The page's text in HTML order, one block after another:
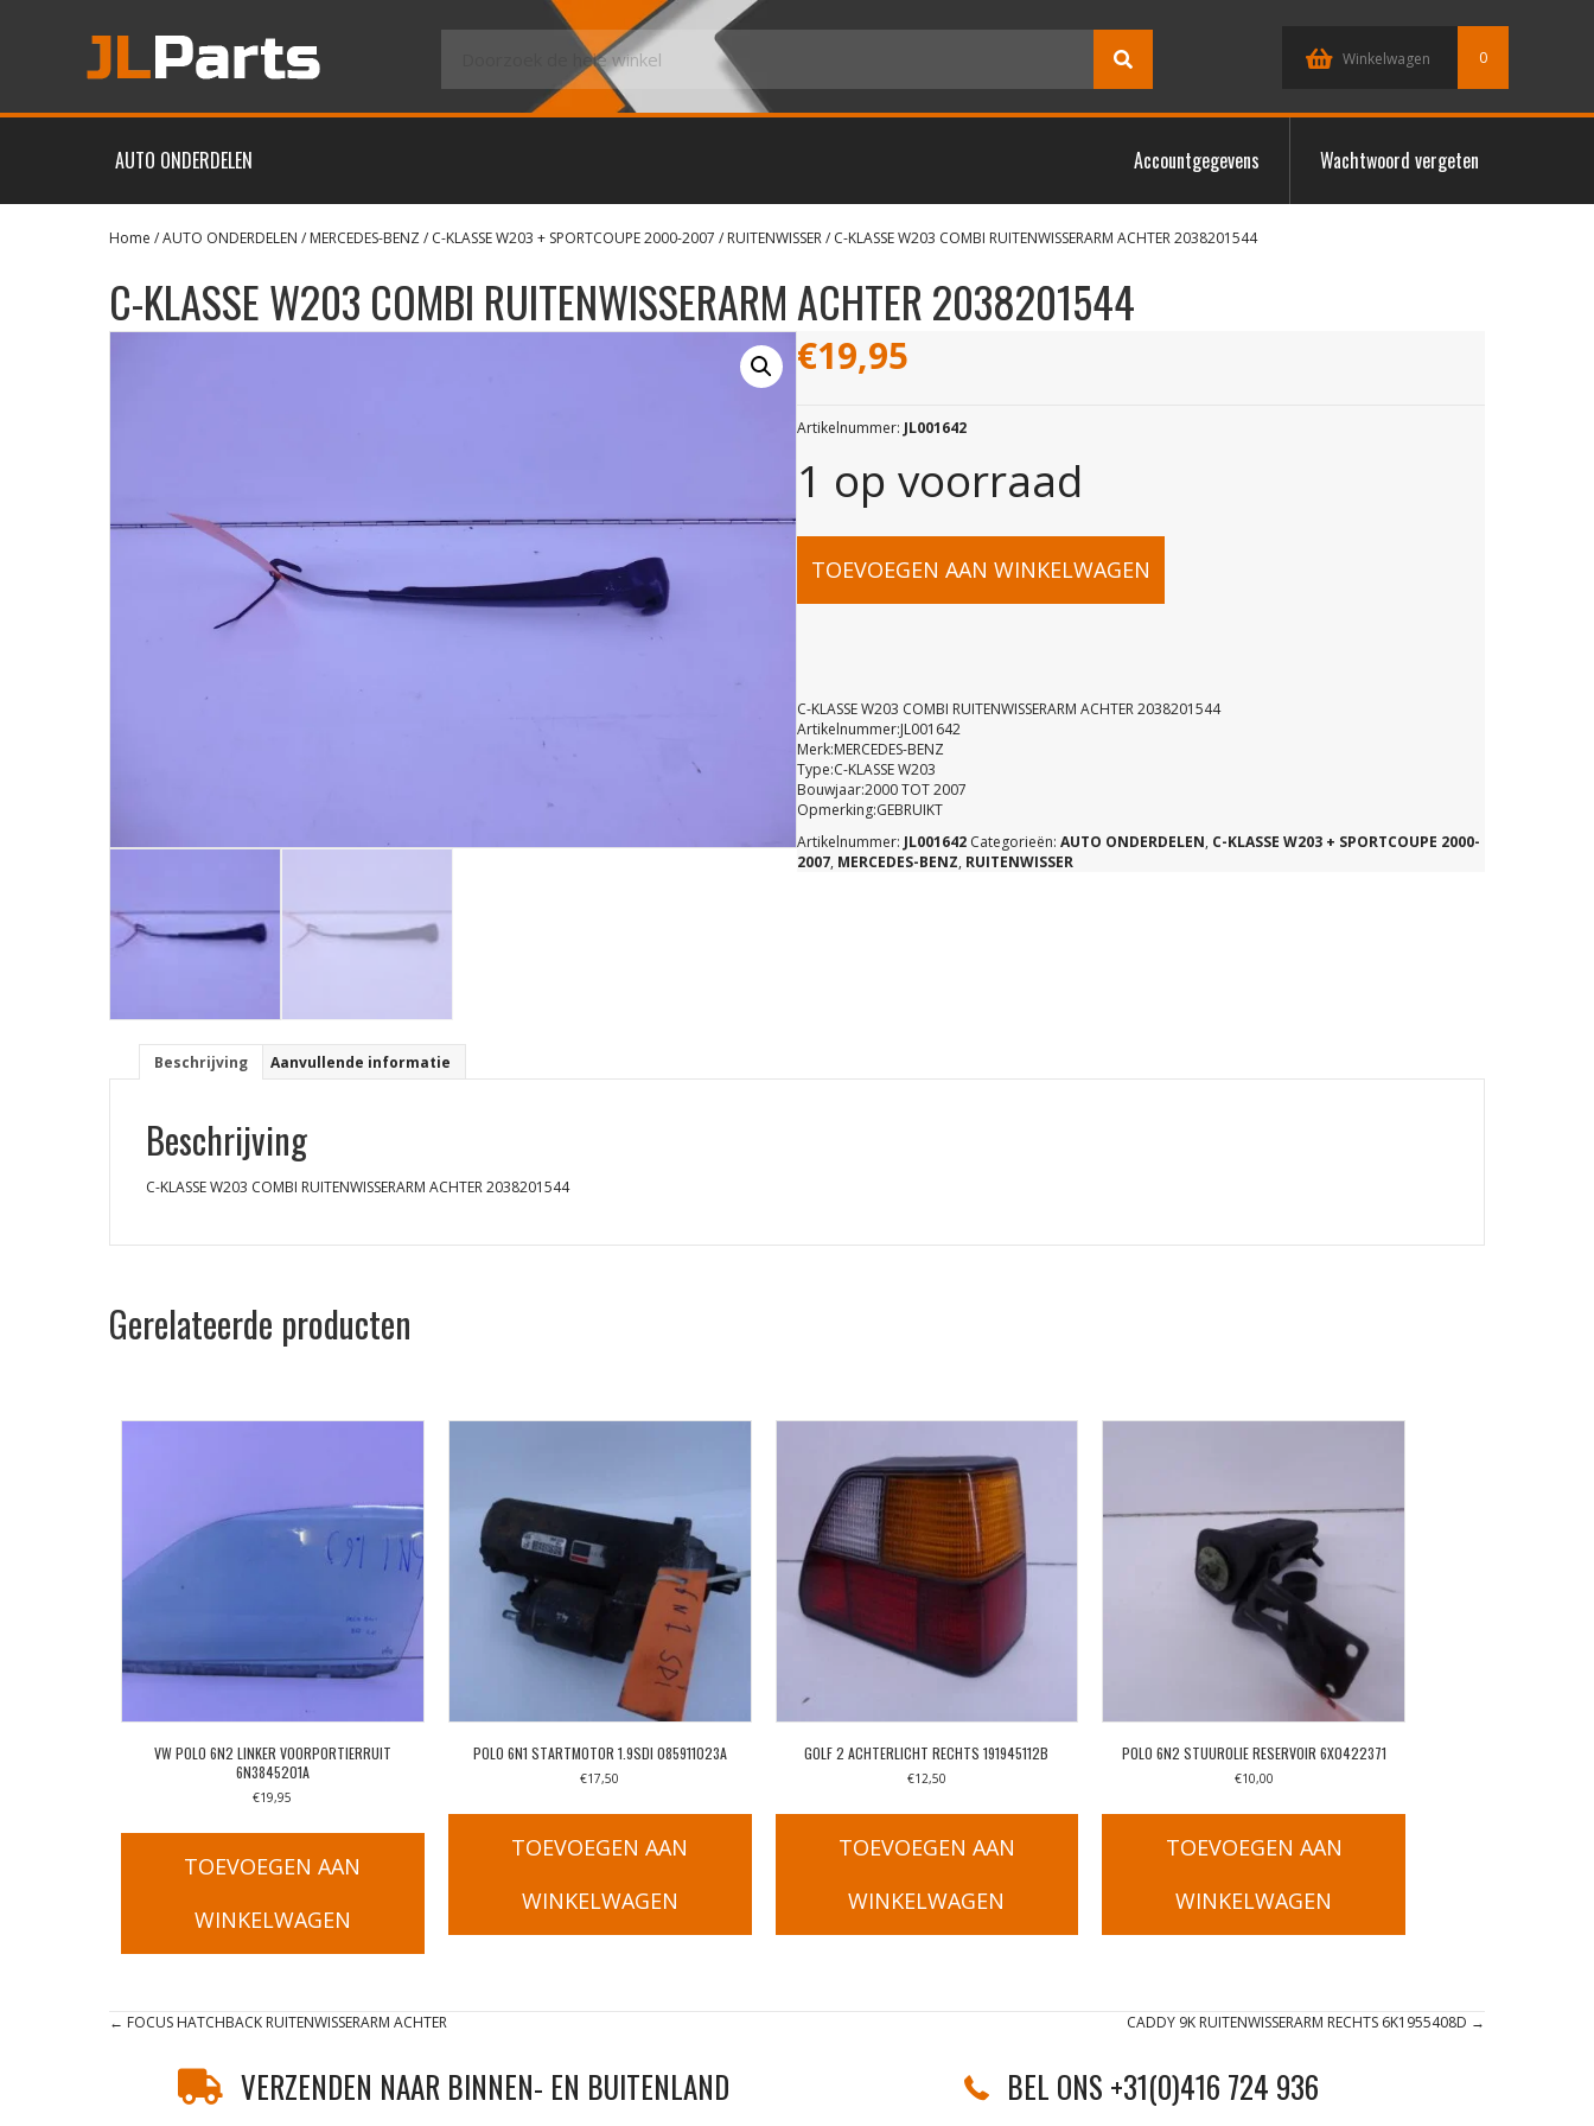
Winkelwagen 0
AUTO ONDERDELEN Accountgegevens Wachtwoord vergeten
Home /AUTO ONDERDELEN / MERCEDES-BENZ/ C-KLASSE W203 + SPORTCOUPE 2000-2007 / RUITENWISSER/ C-KLASSE W203 COMBI RUITENWISSERARM ACHTER 2038201544
C-KLASSE W203 COMBI RUITENWISSERARM ACHTER 2038201544
€19,95
Artikelnummer: JL001642
1 op voorraad
C-
W203
COMBI
RUITENWISSERARM
TOEVOEGEN AAN WINKELWAGEN
C-KLASSE W203 COMBI RUITENWISSERARM ACHTER 2038201544
Artikelnummer:JL001642
Merk:MERCEDES-BENZ
Type:C-KLASSE W203
Bouwjaar:2000 TOT 2007
Opmerking:GEBRUIKT
Artikelnummer: JL001642 Categorieën: AUTO ONDERDELEN, C-KLASSE W203 + SPORTCOUPE 2000-
2007, MERCEDES-BENZ, RUITENWISSER
Beschrijving Aanvullende informatie
Beschrijving
C-KLASSE W203 COMBI RUITENWISSERARM ACHTER 2038201544
Gerelateerde producten
VW POLO 6N2 LINKER VOORPORTIERRUIT
6N3845201A
€19,95
TOEVOEGEN AAN
WINKELWAGEN
POLO 6N1 STARTMOTOR 1.9SDI 085911023A
€17,50
TOEVOEGEN AAN
WINKELWAGEN
GOLF 2 ACHTERLICHT RECHTS 191945112B
€12,50
TOEVOEGEN AAN
WINKELWAGEN
POLO 6N2 STUUROLIE RESERVOIR 6X0422371
€10,00
TOEVOEGEN AAN
WINKELWAGEN
Posts
navigation
← FOCUS HATCHBACK RUITENWISSERARM ACHTER CADDY 9K RUITENWISSERARM RECHTS 6K1955408D →
VERZENDEN NAAR BINNEN- EN BUITENLAND BEL ONS +31(0)416 724 936